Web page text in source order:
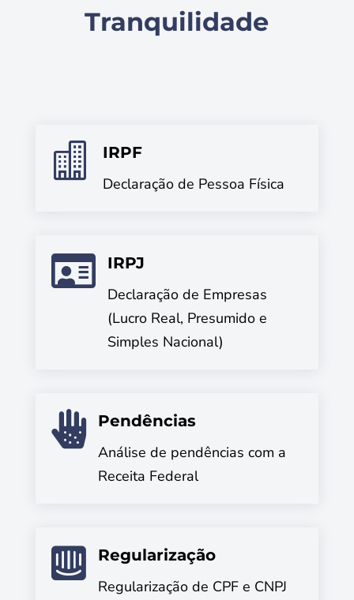
Tranquilidade

IRPF
Declaração de Pessoa Física

IRPJ
Declaração de Empresas
(Lucro Real, Presumido e
Simples Nacional)

Pendências
Análise de pendências com a
Receita Federal

Regularização
Regularização de CPF e CNPJ